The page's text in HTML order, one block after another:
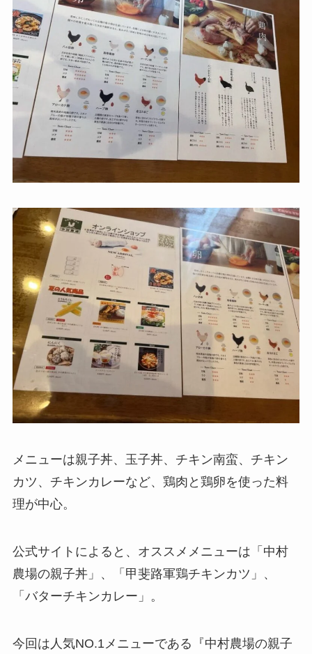
メニューは親子丼、玉子丼、チキン南蛮、チキン
カツ、チキンカレーなど、鶏肉と鶏卵を使った料
理が中心。
公式サイトによると、オススメメニューは「中村
農場の親子丼」、「甲斐路軍鶏チキンカツ」、
「バターチキンカレー」。
今回は人気NO.1メニューである『中村農場の親子